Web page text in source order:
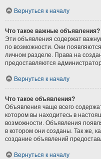
Вернуться к началу
Что такое важные объявления?
Эти объявления содержат
по возможности. Они
личном разделе. Права на
предоставляются
Вернуться к началу
Что такое объявления?
Объявления чаще всего
котором вы находитесь в
возможности. Объявления
в котором они созданы. Так же,
создание объявлений
Вернуться к началу